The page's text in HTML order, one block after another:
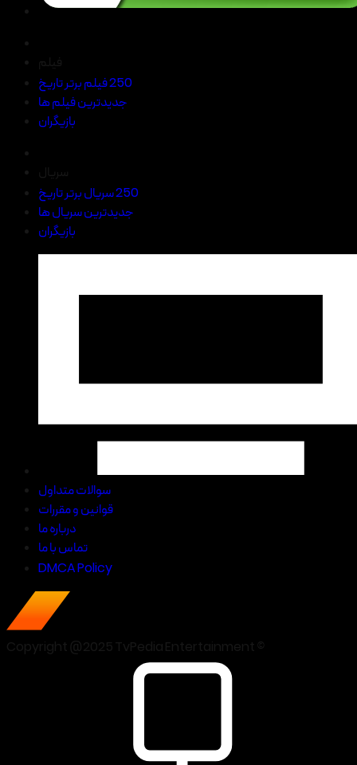
250 فیلم برتر تاریخ
جدیدترین فیلم ها
بازیگران
250 سریال برتر تاریخ
جدیدترین سریال ها
بازیگران
سوالات متداول
قوانین و مقررات
درباره ما
تماس با ما
DMCA Policy